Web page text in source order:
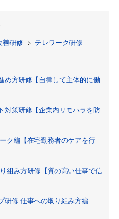
善研修 > テレワーク研修
め方研修【自律して主体的に働
対策研修【企業内リモハラを防
ク編【在宅勤務者のケアを行
組み方研修【質の高い仕事で信
研修 仕事への取り組み方編